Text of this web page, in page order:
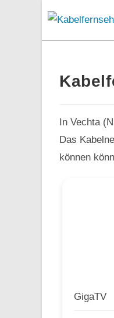
In Vechta
Das
können
GigaTV